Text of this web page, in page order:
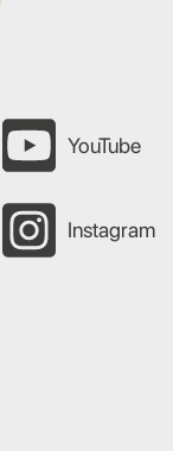
YouTube
Instagram